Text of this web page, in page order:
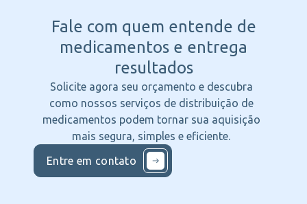
Fale com quem entende de
medicamentos e entrega
resultados
Solicite agora seu orçamento e descubra
como nossos serviços de distribuição de
medicamentos podem tornar sua aquisição
mais segura, simples e eficiente.
Entre em contato